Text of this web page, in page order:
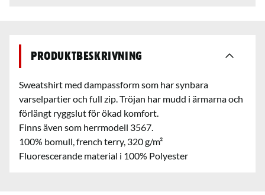
Produktbeskrivning
Sweatshirt med dampassform som har synbara
varselpartier och full zip. Tröjan har mudd i ärmarna och
förlängt ryggslut för ökad komfort.
Finns även som herrmodell 3567.
100% bomull, french terry, 320 g/m²
Fluorescerande material i 100% Polyester